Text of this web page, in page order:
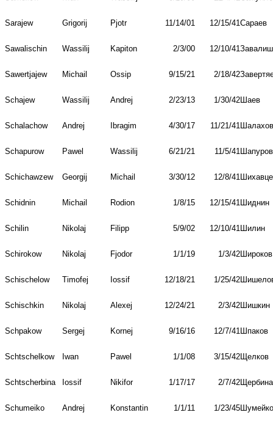
Sarajew Grigorij Pjotr 11/14/01 12/15/41Сараев
Sawalischin Wassilij Kapiton 2/3/00 12/10/41
Sawertjajew Michail Ossip 9/15/21 2/18/42
Schajew Wassilij Andrej 2/23/13 1/30/42Шаев
Schalachow Andrej Ibragim 4/30/17 11/21/41Шалахов
Schapurow Pawel Wassilij 6/21/21 11/5/41Шапуров
Schichawzew Georgij Michail 3/30/12 12/8/41
Schidnin Michail Rodion 1/8/15 12/15/41Шиднин
Schilin Nikolaj Filipp 5/9/02 12/10/41Шилин
Schirokow Nikolaj Fjodor 1/1/19 1/3/42Широков
Schischelow Timofej Iossif 12/18/21 1/25/42
Schischkin Nikolaj Alexej 12/24/21 2/3/42Шишкин
Schpakow Sergej Kornej 9/16/16 12/7/41Шпаков
Schtschelkow Iwan Pawel 1/1/08 3/15/42Щелков
Schtscherbina Iossif Nikifor 1/17/17 2/7/42Щербина
Schumeiko Andrej Konstantin 1/1/11 1/23/45Шумейко